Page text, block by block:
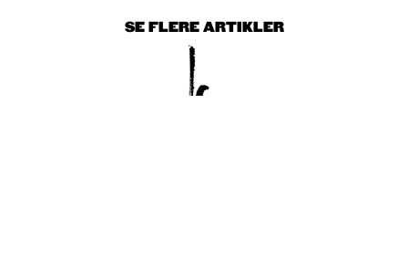
SE FLERE ARTIKLER